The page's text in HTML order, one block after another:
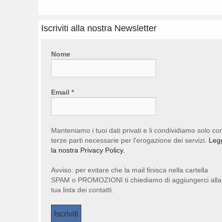
Iscriviti alla nostra Newsletter
Nome
Email *
Manteniamo i tuoi dati privati e li condividiamo solo
terze parti necessarie per l'erogazione dei servizi.
la nostra Privacy Policy.
Avviso: per evitare che la mail finisca nella cartella
SPAM o PROMOZIONI ti chiediamo di aggiungerci alla
tua lista dei contatti.